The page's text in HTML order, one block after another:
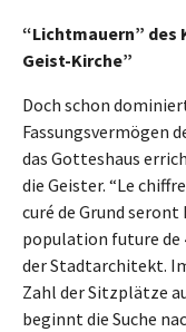
“Lichtmauern” des
Geist-Kirche”
Doch schon
Fassungsvermögen
das Gotteshaus
die Geister. “Le
curé de Grund
population future de
der Stadtarchitekt.
Zahl der Sitzplätze
beginnt die Suche